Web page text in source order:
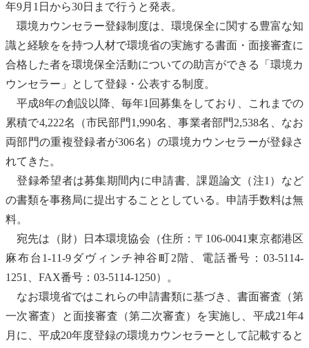
年9月1日から30日まで行うと発表。
環境カウンセラー登録制度は、環境保全に関する豊富な知
識と経験をを持つ人材で環境省の実施する書面・面接審査に
合格した者を環境保全活動についての助言ができる「 環境カ
ウンセラー 」として登録・公表する制度。
平成8年の創設以降、毎年1回募集をしており、これまでの
累積で4,222名（市民部門1,990名、事業者部門2,538名、なお
両部門の重複登録者が306名）の環境カウンセラーが登録さ
れてきた。
登録希望者は募集期間内に申請書、課題論文（注1）など
の書類を事務局に提出することとしている。申請手数料は無
料。
宛先は（財）日本環境協会（住所：〒106-0041東京都港区
麻布台1-11-9ダヴィンチ神谷町2階、電話番号：03-5114-
1251、FAX番号：03-5114-1250）。
なお環境省ではこれらの申請書類に基づき、書面審査（第
一次審査）と面接審査（第二次審査）を実施し、平成21年4
月に、平成20年度登録の環境カウンセラーとして記載すると